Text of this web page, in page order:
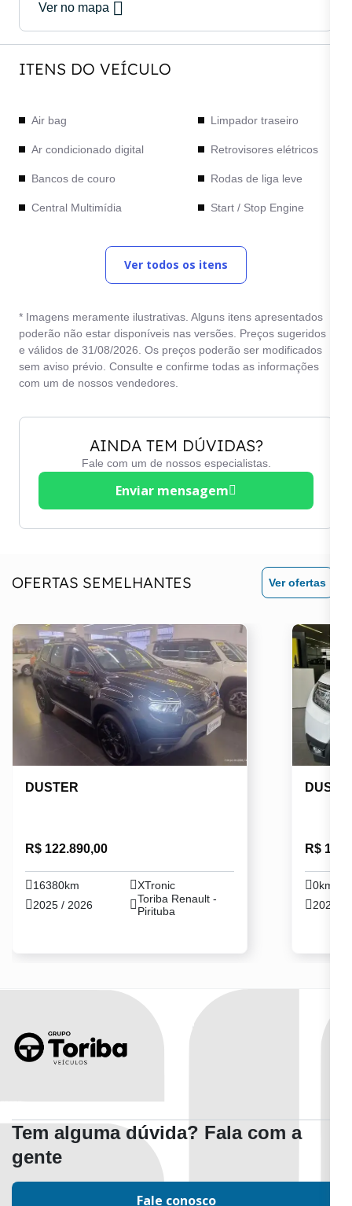
Ver no mapa
ITENS DO VEÍCULO
Air bag
Ar condicionado digital
Bancos de couro
Central Multimídia
Desembaçador traseiro
Freios ABS
Limpador traseiro
Retrovisores elétricos
Rodas de liga leve
Start / Stop Engine
Trio elétrico
Vidros verdes
Ver todos os itens
* Imagens meramente ilustrativas. Alguns itens apresentados
poderão não estar disponíveis nas versões. Preços sugeridos
e válidos de 31/08/2026. Os preços poderão ser modificados
sem aviso prévio. Consulte e confirme todas as informações
com um de nossos vendedores.
AINDA TEM DÚVIDAS?
Fale com um de nossos especialistas.
Enviar mensagem
OFERTAS SEMELHANTES Ver ofertas
DUSTER
R$ 122.890,00
16380km
XTronic
2025 / 2026
Toriba Renault -
Pirituba
R$
0km
2026 /
Tem alguma dúvida? Fala com a
gente
Fale conosco